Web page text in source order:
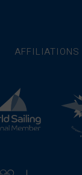
AFFILIATIONS